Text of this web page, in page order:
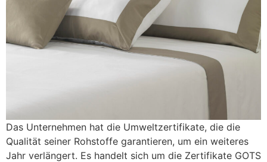
Das Unternehmen hat die Umweltzertifikate, die die
Qualität seiner Rohstoffe garantieren, um ein weiteres
Jahr verlängert. Es handelt sich um die Zertifikate GOTS